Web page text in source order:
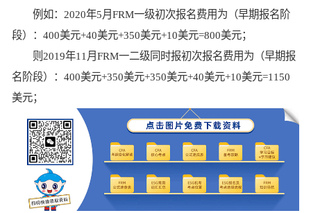
例如：2020年5月FRM一级初次报名费用为（早期报名阶
段）：400美元+40美元+350美元+10美元=800美元；
则2019年11月FRM一二级同时报初次报名费用为（早期报
名阶段）：400美元+350美元+350美元+40美元+10美元=1150
美元；